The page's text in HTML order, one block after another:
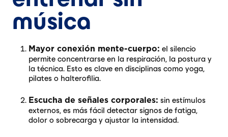
música
Mayor conexión mente-cuerpo: el silencio
permite concentrarse en la respiración, la postura y
la técnica. Esto es clave en disciplinas como yoga,
pilates o halterofilia.
Escucha de señales corporales: sin estímulos
externos, es más fácil detectar signos de fatiga,
dolor o sobrecarga y ajustar la intensidad.